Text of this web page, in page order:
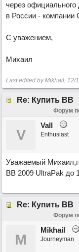
через
в России - компании
С уважением,
Михаил
Last edited by Mikhail; 12/
Re: Купить ВВ
Форум
V
Vall
Enthusiast
Уважаемый
ВВ 2009 UltraPak до
Re: Купить ВВ
Форум
M
Mikhail
Journeyman